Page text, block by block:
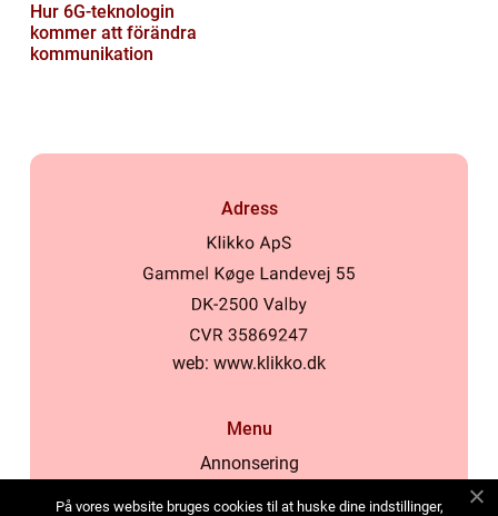
Hur 6G-teknologin
kommer att förändra
kommunikation
Adress
web: www.klikko.dk
Menu
Annonsering
På vores website bruges cookies til at huske dine indstillinger,